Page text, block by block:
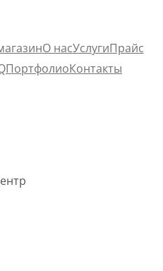
О насУслугиПрайс
ПортфолиоКонтакты